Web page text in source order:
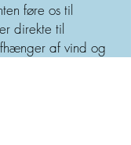
føre os til
direkte til
af vind og